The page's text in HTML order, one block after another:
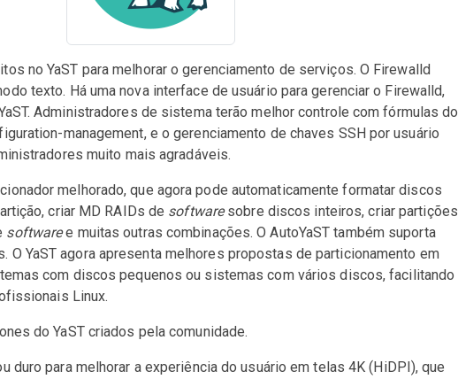
no YaST para melhorar o gerenciamento de serviços. O Firewalld
texto. Há uma nova interface de usuário para gerenciar o Firewalld,
Administradores de sistema terão melhor controle com fórmulas do
management, e o gerenciamento de chaves SSH por usuário
muito mais agradáveis.
melhorado, que agora pode automaticamente formatar discos
criar MD RAIDs de softwaresobre discos inteiros, criar partições
softwaree muitas outras combinações. O AutoYaST também suporta
O YaST agora apresenta melhores propostas de particionamento em
com discos pequenos ou sistemas com vários discos, facilitando
Linux.
do YaST criados pela comunidade.
duro para melhorar a experiência do usuário em telas 4K (HiDPI), que